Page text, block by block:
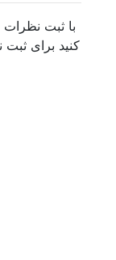
با ثبت نظرات
کنید برای ثبت